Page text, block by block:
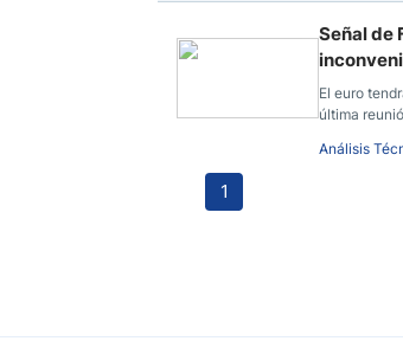
Señal de
El euro
última
dividido que
Análisis
1